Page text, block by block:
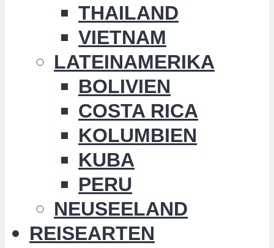
THAILAND
VIETNAM
LATEINAMERIKA
BOLIVIEN
COSTA RICA
KOLUMBIEN
KUBA
PERU
NEUSEELAND
REISEARTEN